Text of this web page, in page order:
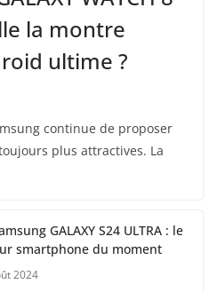
la montre
ultime ?
continue de proposer
plus attractives. La
GALAXY S24 ULTRA : le
smartphone du moment
2024